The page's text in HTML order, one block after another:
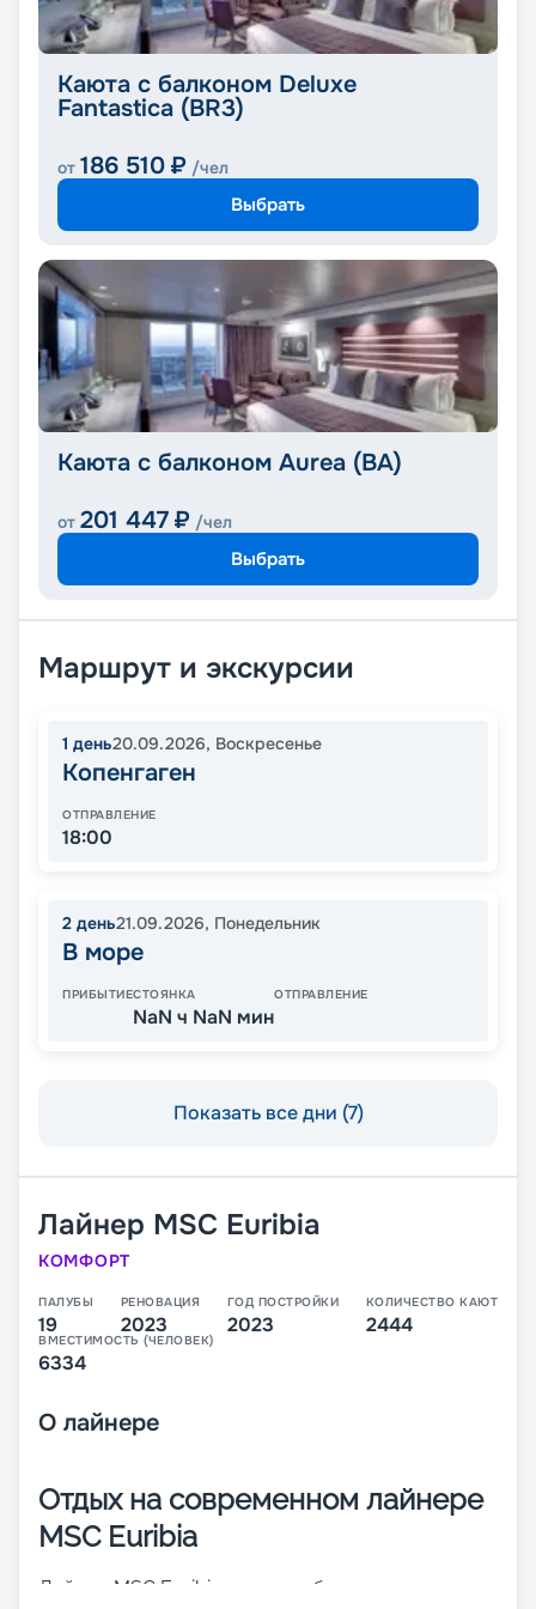
Каюта с балконом Deluxe
Fantastica (BR3)
от 186 510 ₽ /чел
Выбрать
Каюта с балконом Aurea (BA)
от 201 447 ₽ /чел
Выбрать
Маршрут и экскурсии
1 день20.09.2026, Воскресенье
Копенгаген
ОТПРАВЛЕНИЕ
18:00
2 день21.09.2026, Понедельник
В море
ПРИБЫТИЕСТОЯНКА
NaN ч NaN мин
ОТПРАВЛЕНИЕ
Показать все дни (7)
Лайнер MSC Euribia
КОМФОРТ
ПАЛУБЫ
19
РЕНОВАЦИЯ
2023
ГОД ПОСТРОЙКИ
2023
КОЛИЧЕСТВО КАЮТ
2444
ВМЕСТИМОСТЬ (ЧЕЛОВЕК)
6334
О лайнере
Отдых на современном лайнере
MSC Euribia
Лайнер MSC Euribia – 19-палубное современное